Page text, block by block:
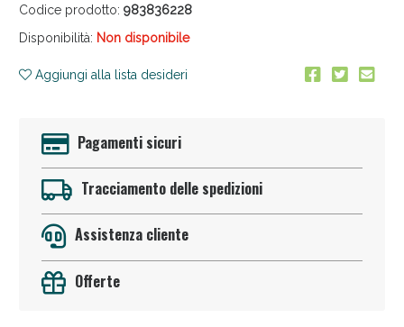
Codice prodotto: 983836228
Disponibilità: Non disponibile
Aggiungi alla lista desideri
Pagamenti sicuri
Tracciamento delle spedizioni
Assistenza cliente
Offerte